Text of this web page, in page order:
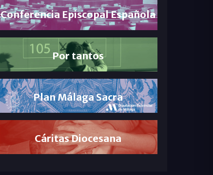
Conferencia Episcopal Española
Por tantos
Plan Málaga Sacra
Cáritas Diocesana